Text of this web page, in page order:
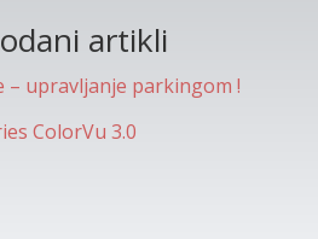
artikli
– upravljanje parkingom !
ColorVu 3.0